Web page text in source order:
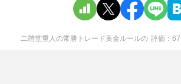
二階堂重人の常勝トレード黄金ルールの 評価 67